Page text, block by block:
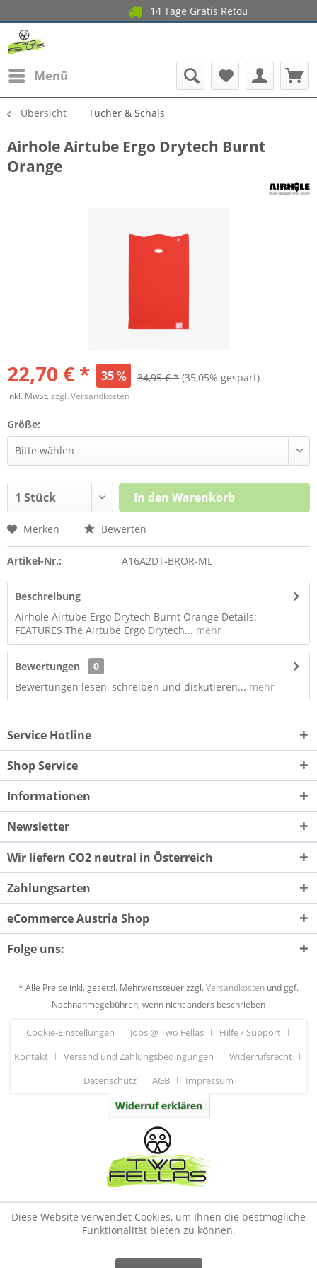
14 Tage Gratis Retoure
Menü
Übersicht Tücher & Schals
Airhole Airtube Ergo Drytech Burnt
Orange
22,70 € * 35 34,95 € * (35,05% gespart)
inkl. MwSt.zzgl. Versandkosten
Größe:
In den Warenkorb
Merken Bewerten
Artikel-Nr.: A16A2DT-BROR-ML
Beschreibung
Airhole Airtube Ergo Drytech Burnt Orange Details:
FEATURES The Airtube Ergo Drytech... mehr
Bewertungen
0
Bewertungen lesen, schreiben und diskutieren... mehr
Service Hotline
Shop Service
Informationen
Newsletter
Wir liefern CO2 neutral in Österreich
Zahlungsarten
eCommerce Austria Shop
Folge uns:
* Alle Preise inkl. gesetzl. Mehrwertsteuer zzgl.Versandkosten und ggf.
Nachnahmegebühren, wenn nicht anders beschrieben
Cookie-Einstellungen Jobs @ Two Fellas
Hilfe / Support
Kontakt
Versand und Zahlungsbedingungen
Widerrufsrecht
Datenschutz
AGB Impressum
Widerruf erklären
Diese Website verwendet Cookies, um Ihnen die bestmögliche
Funktionalität bieten zu können.